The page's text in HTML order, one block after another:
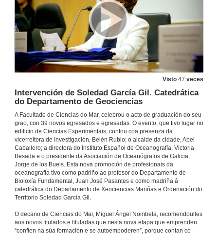
Visto 47 veces
Intervención de Soledad García Gil. Catedrática
do Departamento de Geociencias
A Facultade de Ciencias do Mar, celebrou o acto de graduación do seu
grao, con 39 novos egresados e egresadas. O evento, que tivo lugar no
edificio de Ciencias Experimentais, contou coa presenza da
vicerreitora de Investigación, Belén Rubio; o alcalde da cidade, Abel
Caballero; a directora do Instituto Español de Oceanografía, Victoria
Besada e o presidente da Asociación de Oceanógrafos de Galicia,
Jorge de los Bueis. Esta nova promoción de profesionais da
oceanografía tivo como padriño ao profesor do Departamento de
Bioloxía Fundamental, Juan José Pasantes e como madriña á
catedrática do Departamento de Xeociencias Mariñas e Ordenación do
Territorio Soledad García Gil.
O decano de Ciencias do Mar, Miguel Ángel Nombela, recomendoulles
aos novos titulados e tituladas que nesta nova etapa que emprenden
“confíen na súa formación e se autoempoderen”, porque contan co